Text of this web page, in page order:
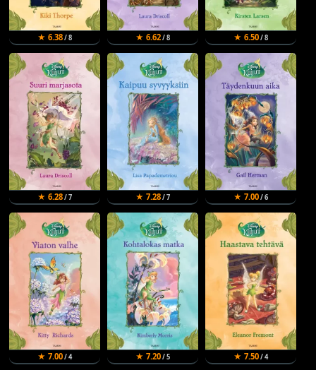
★ 6.38/ 8 ★ 6.62/ 8 ★ 6.50/ 8
★ 6.28/ 7 ★ 7.28/ 7 ★ 7.00/ 6
★ 7.00/ 4 ★ 7.20/ 5 ★ 7.50/ 4